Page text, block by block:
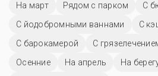
На март
Рядом с парком
С
С йодобромными ваннами
С
С барокамерой
С
Осенние
На апрель На